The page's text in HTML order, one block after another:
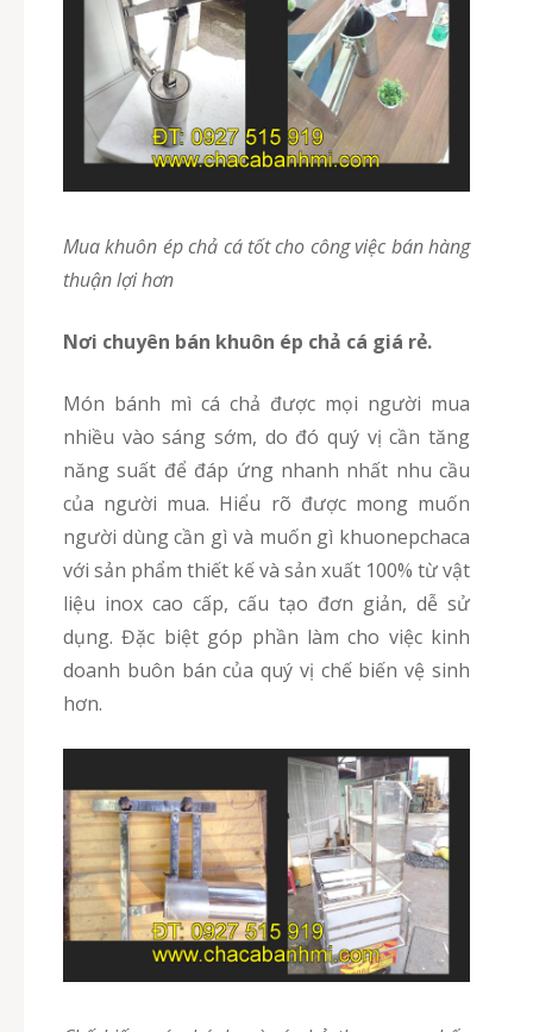
Mua khuôn ép chả cá tốt cho công việc bán hàng
thuận lợi hơn
Nơi chuyên bán khuôn ép chả cá giá rẻ.
Món bánh mì cá chả được mọi người mua
nhiều vào sáng sớm, do đó quý vị cần tăng
năng suất để đáp ứng nhanh nhất nhu cầu
của người mua. Hiểu rõ được mong muốn
người dùng cần gì và muốn gì khuonepchaca
với sản phẩm thiết kế và sản xuất 100% từ vật
liệu inox cao cấp, cấu tạo đơn giản, dễ sử
dụng. Đặc biệt góp phần làm cho việc kinh
doanh buôn bán của quý vị chế biến vệ sinh
hơn.